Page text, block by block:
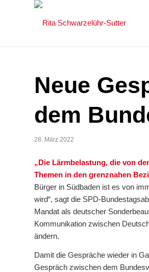
Neue
dem
28. März 2022
„Die Lärmbelastung, die von
Themen in den grenznahen
Bürger in Südbaden ist es von
wird“, sagt die SPD-
Mandat als deutscher
Kommunikation zwischen
ändern.
Damit die Gespräche wieder in
Gespräch zwischen dem